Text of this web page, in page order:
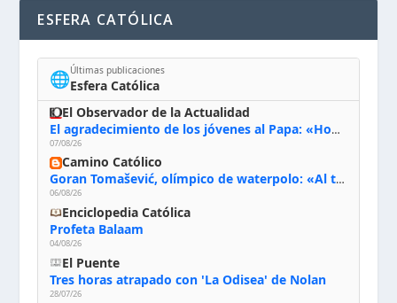
ESFERA CATÓLICA
🌐Últimas publicaciones
Esfera Católica
El Observador de la Actualidad
El agradecimiento de los jóvenes al Papa: «Hoy nos sentimos Iglesia»
07/08/26
Camino Católico
Goran Tomašević, olímpico de waterpolo: «Al terminar el Camino de Santiago entregué mi vida a Cristo; hablé con Dios y le dije: ‘Estoy listo; estoy a tu servicio. Puedo llevar lo que sea necesario para ti’»
06/08/26
Enciclopedia Católica
Profeta Balaam
04/08/26
El Puente
Tres horas atrapado con 'La Odisea' de Nolan
28/07/26